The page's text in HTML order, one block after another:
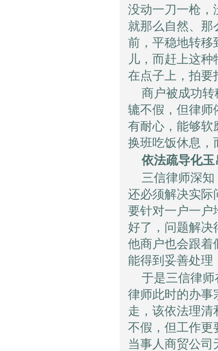
没动一刀一枪，
就那么自然、那
前，平稳地转移
儿，而赶上这
在点子上，拍要
商户被成功
辘不假，但律师
有耐心，能够软
换班吃饭休息，
依法疏导化玉
三信律师深
还必须解决实际
要针对一户一户
好了，问题解决
他商户也会跟着
能得到妥善处理
于是三信律
律师此时的办事
走，该依法理清
不假，但工作更
当事人商贸公